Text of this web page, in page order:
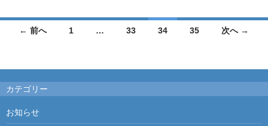
地
災
地
稿
ナ
ビ
← 前へ 1 … 33 34 35 次へ →
カテゴリー
お知らせ